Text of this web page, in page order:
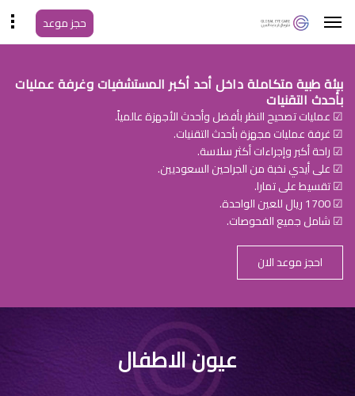
حجز موعد
بيئة طبية متكاملة داخل أحد أكبر المستشفيات وغرفة عمليات
بأحدث التقنيات
☑ عمليات تصحيح النظر بأفضل وأحدث الأجهزة عالمياً.
☑ غرفة عمليات مجهزة بأحدث التقنيات.
☑ راحة أكبر وإجراءات أكثر سلاسة.
☑ على أيدي نخبة من الجراحين السعوديين.
☑ تقسيط على تمارا.
☑ 1700 ريال للعين الواحدة.
☑ شامل جميع الفحوصات.
احجز موعد الان
احمرار حول العين للاطفال
عيون الاطفال